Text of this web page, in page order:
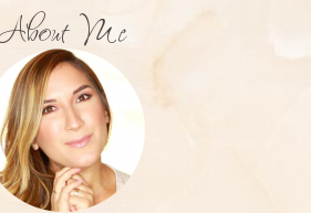
About Me